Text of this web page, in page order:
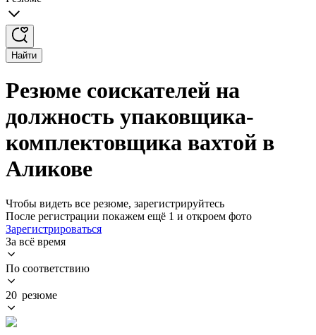
Найти
Резюме соискателей на
должность упаковщика-
комплектовщика вахтой в
Аликове
Чтобы видеть все резюме, зарегистрируйтесь
После регистрации покажем ещё 1 и откроем фото
Зарегистрироваться
За всё время
По соответствию
20 резюме